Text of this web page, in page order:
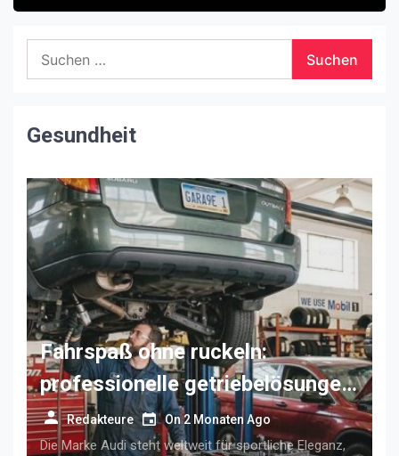
nach:
Gesundheit
Fahrspaß ohne ruckeln:
professionelle getriebelösungen
für anspruchsvolle audi-fahrer
Redakteure On2 Monaten Ago
Die Marke Audi steht weltweit für sportliche Eleganz,